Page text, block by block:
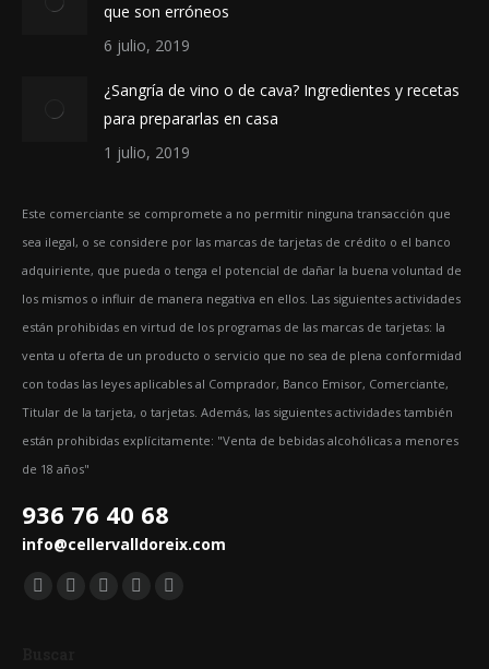
que son erróneos
6 julio, 2019
¿Sangría de vino o de cava? Ingredientes y recetas
para prepararlas en casa
1 julio, 2019
Este comerciante se compromete a no permitir ninguna transacción que
sea ilegal, o se considere por las marcas de tarjetas de crédito o el banco
adquiriente, que pueda o tenga el potencial de dañar la buena voluntad de
los mismos o influir de manera negativa en ellos. Las siguientes actividades
están prohibidas en virtud de los programas de las marcas de tarjetas: la
venta u oferta de un producto o servicio que no sea de plena conformidad
con todas las leyes aplicables al Comprador, Banco Emisor, Comerciante,
Titular de la tarjeta, o tarjetas. Además, las siguientes actividades también
están prohibidas explícitamente: "Venta de bebidas alcohólicas a menores
de 18 años"
936 76 40 68
info@cellervalldoreix.com
Encuéntranos en:
Facebook
TwitterYouTube
PinterestInstagram